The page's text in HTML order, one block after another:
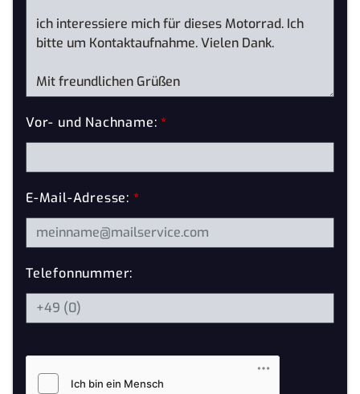
Vor- und Nachname:*
E-Mail-Adresse: *
Telefonnummer: